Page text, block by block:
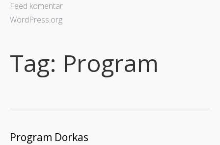
Feed komentar
WordPress.org
Tag: Program
Program Dorkas